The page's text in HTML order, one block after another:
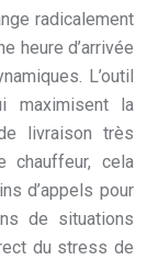
radicalement
heure d’arrivée
L’outil
maximisent la
livraison très
chauffeur, cela
d’appels pour
de situations
du stress de